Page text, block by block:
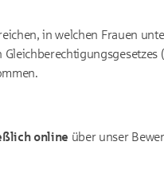
in welchen Frauen
online über unser